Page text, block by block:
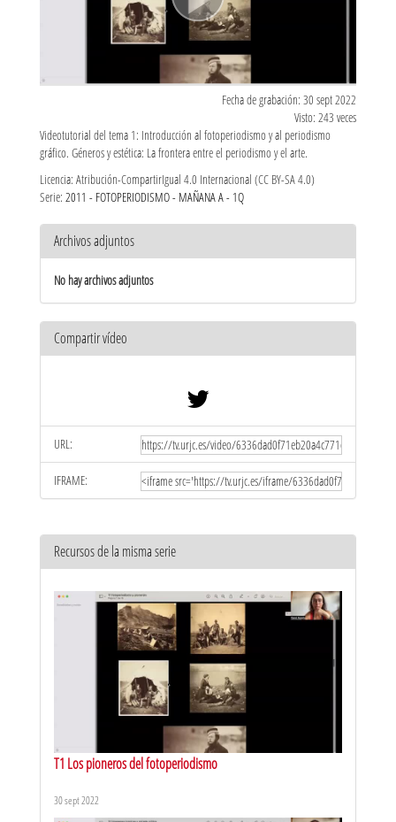
Fecha de grabación: 30 sept 2022
Visto: 243 veces
Videotutorial del tema 1: Introducción al fotoperiodismo y al periodismo
gráfico. Géneros y estética: La frontera entre el periodismo y el arte.
Licencia: Atribución-CompartirIgual 4.0 Internacional (CC BY-SA 4.0)
Serie: 2011 - FOTOPERIODISMO - MAÑANA A - 1Q
Archivos adjuntos
No hay archivos adjuntos
Compartir vídeo
URL:
IFRAME:
Recursos de la misma serie
T1 Los pioneros del fotoperiodismo
30 sept 2022